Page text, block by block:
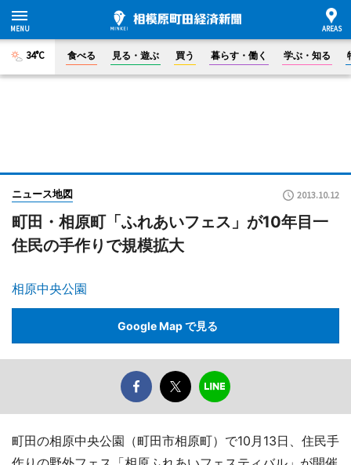
34°C 食べる 見る・遊ぶ 買う 暮らす・働く 学ぶ・知る
ニュース地図 2013.10.12
町田・相原町「ふれあいフェス」が10年目一
住民の手作りで規模拡大
相原中央公園
Google Map で見る
町田の相原中央公園（町田市相原町）で10月13日、住民手